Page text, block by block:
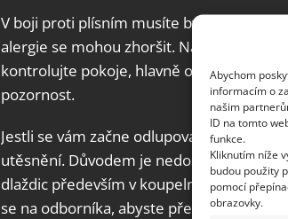
Abychom
informacím o
našim
ID na tomto
funkce.
Kliknutím níže
budou použity
pomocí
obrazovky.
V boji proti plísním musíte být opatrní,
alergie se mohou zhoršit. Napadnout
kontrolujte pokoje, hlavně okolí oken.
pozornost.
Jestli se vám začne odlupovat barva ze
utěsnění. Důvodem je nedostatečná
dlaždic především v koupelnách. Pokud
se na odborníka, abyste předešli vlhkosti